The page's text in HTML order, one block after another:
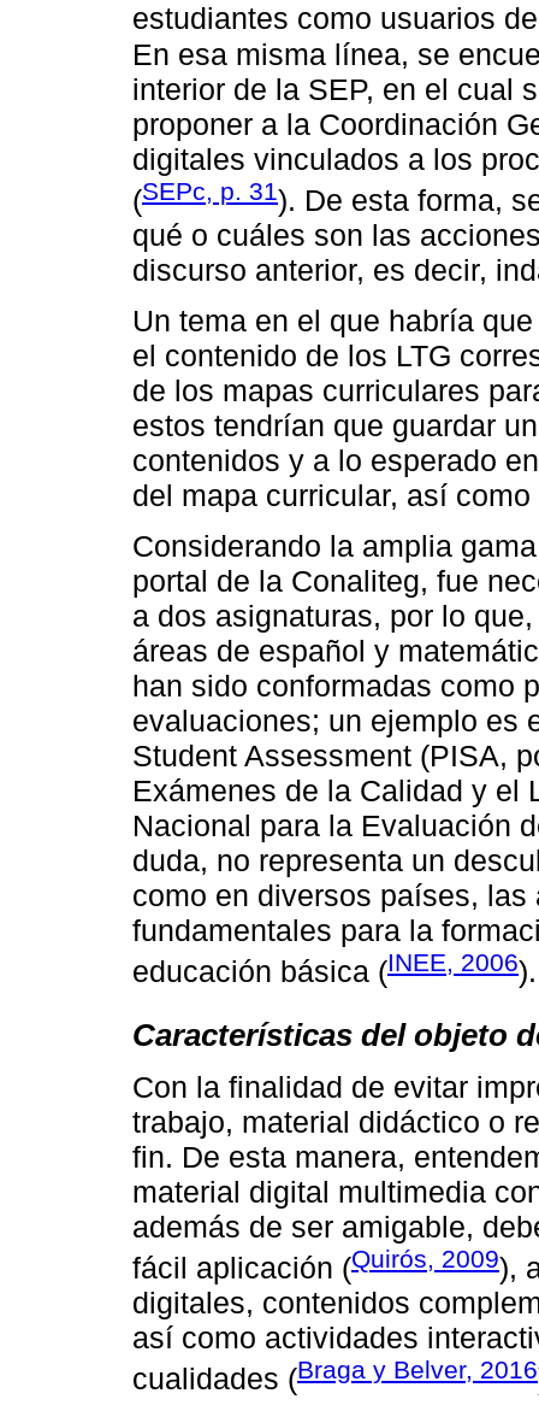
estudiantes como usuarios
En esa misma línea, se
interior de la SEP, en el cual
proponer a la Coordinación
digitales vinculados a los
(SEPc, p. 31). De esta forma,
qué o cuáles son las
discurso anterior, es decir,
Un tema en el que habría
el contenido de los LTG
de los mapas curriculares
estos tendrían que guardar
contenidos y a lo esperado
del mapa curricular, así
Considerando la amplia
portal de la Conaliteg, fue
a dos asignaturas, por lo
áreas de español y
han sido conformadas como
evaluaciones; un ejemplo es
Student Assessment (PISA,
Exámenes de la Calidad y el
Nacional para la Evaluación
duda, no representa un
como en diversos países,
fundamentales para la
educación básica (INEE, 2006).
Características del objeto
Con la finalidad de evitar
trabajo, material didáctico o
fin. De esta manera,
material digital multimedia
además de ser amigable,
fácil aplicación (Quirós, 2009),
digitales, contenidos
así como actividades
cualidades (Braga y Belver, 2016